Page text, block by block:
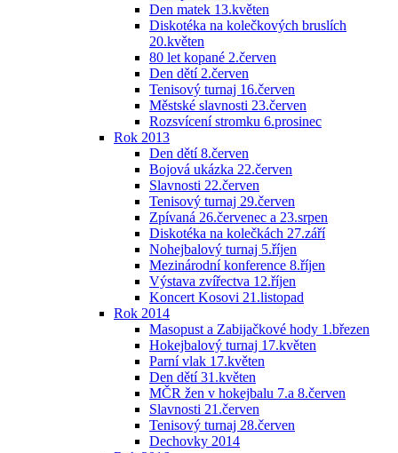
Den matek 13.květen
Diskotéka na kolečkových bruslích
20.květen
80 let kopané 2.červen
Den dětí 2.červen
Tenisový turnaj 16.červen
Městské slavnosti 23.červen
Rozsvícení stromku 6.prosinec
Rok 2013
Den dětí 8.červen
Bojová ukázka 22.červen
Slavnosti 22.červen
Tenisový turnaj 29.červen
Zpívaná 26.červenec a 23.srpen
Diskotéka na kolečkách 27.září
Nohejbalový turnaj 5.říjen
Mezinárodní konference 8.říjen
Výstava zvířectva 12.říjen
Koncert Kosovi 21.listopad
Rok 2014
Masopust a Zabijačkové hody 1.březen
Hokejbalový turnaj 17.květen
Parní vlak 17.květen
Den dětí 31.květen
MČR žen v hokejbalu 7.a 8.červen
Slavnosti 21.červen
Tenisový turnaj 28.červen
Dechovky 2014